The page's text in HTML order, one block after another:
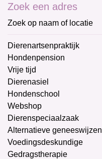
Zoek een adres
Zoek op naam of locatie
Dierenartsenpraktijk
Hondenpension
Vrije tijd
Dierenasiel
Hondenschool
Webshop
Dierenspeciaalzaak
Alternatieve geneeswijzen
Voedingsdeskundige
Gedragstherapie